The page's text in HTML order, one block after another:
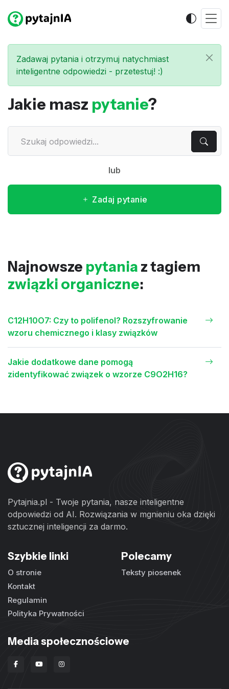
Zadawaj pytania i otrzymuj natychmiast
inteligentne odpowiedzi - przetestuj! :)
Jakie masz pytanie?
lub
Zadaj pytanie
Najnowsze pytania z tagiem
związki organiczne:
C12H10O7: Czy to polifenol? Rozszyfrowanie
wzoru chemicznego i klasy związków
Jakie dodatkowe dane pomogą
zidentyfikować związek o wzorze C9O2H16?
Pytajnia.pl - Twoje pytania, nasze inteligentne
odpowiedzi od AI. Rozwiązania w mgnieniu oka dzięki
sztucznej inteligencji za darmo.
Szybkie linki
O stronie
Kontakt
Regulamin
Polityka Prywatności
Polecamy
Teksty piosenek
Media społecznościowe